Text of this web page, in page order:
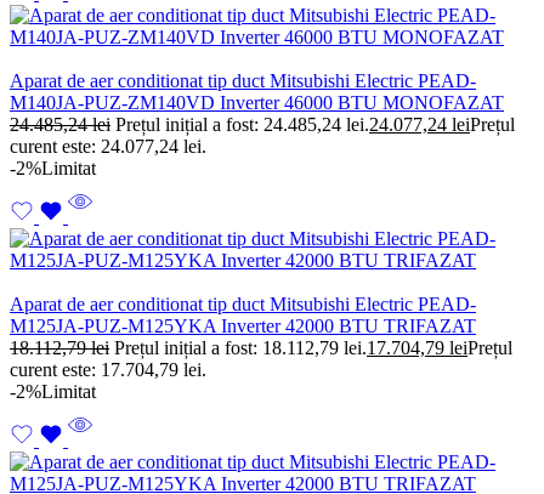
Aparat de aer conditionat tip duct Mitsubishi Electric PEAD-
M140JA-PUZ-ZM140VD Inverter 46000 BTU MONOFAZAT
24.485,24lei Prețul inițial a fost: 24.485,24 lei.24.077,24 leiPrețul
curent este: 24.077,24 lei.
-2%Limitat
Aparat de aer conditionat tip duct Mitsubishi Electric PEAD-
M125JA-PUZ-M125YKA Inverter 42000 BTU TRIFAZAT
18.112,79lei Prețul inițial a fost: 18.112,79 lei.17.704,79 leiPrețul
curent este: 17.704,79 lei.
-2%Limitat